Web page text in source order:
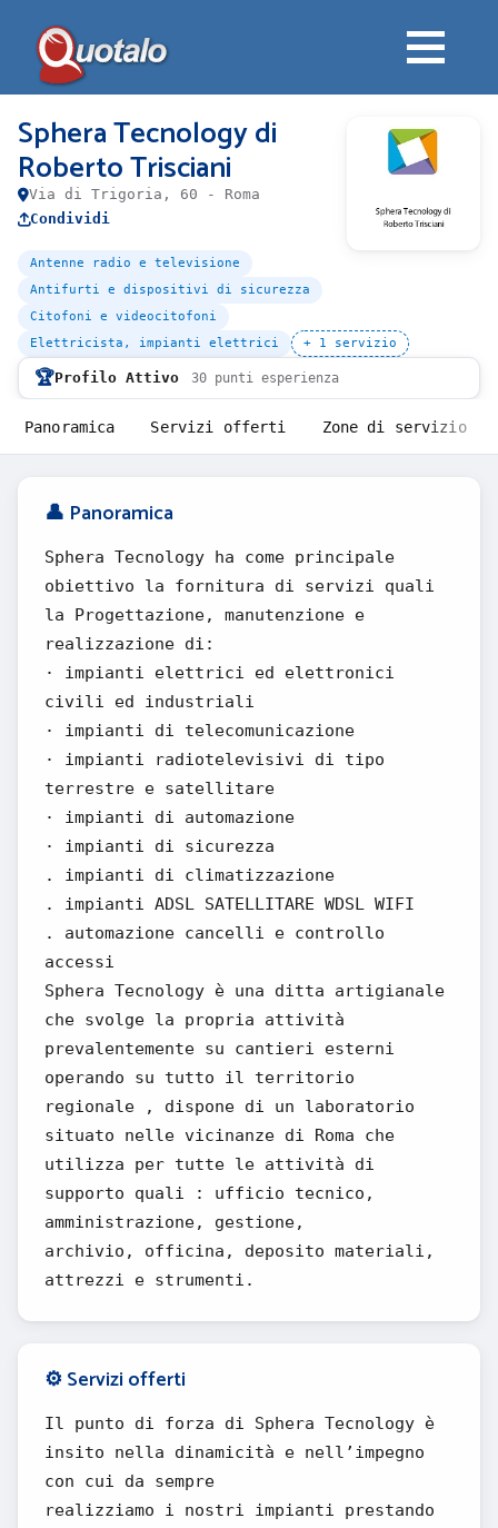
Sphera Tecnology di
Roberto Trisciani
Via di Trigoria, 60 - Roma
Condividi
Antenne radio e televisione
Antifurti e dispositivi di sicurezza
Citofoni e videocitofoni
Elettricista, impianti elettrici
+ 1 servizio
🏆Profilo Attivo 30 punti esperienza
Panoramica Servizi offerti Zone di servizio
👤 Panoramica
Sphera Tecnology ha come principale
obiettivo la fornitura di servizi quali
la Progettazione, manutenzione e
realizzazione di:
· impianti elettrici ed elettronici
civili ed industriali
· impianti di telecomunicazione
· impianti radiotelevisivi di tipo
terrestre e satellitare
· impianti di automazione
· impianti di sicurezza
. impianti di climatizzazione
. impianti ADSL SATELLITARE WDSL WIFI
. automazione cancelli e controllo
accessi
Sphera Tecnology è una ditta artigianale
che svolge la propria attività
prevalentemente su cantieri esterni
operando su tutto il territorio
regionale , dispone di un laboratorio
situato nelle vicinanze di Roma che
utilizza per tutte le attività di
supporto quali : ufficio tecnico,
amministrazione, gestione,
archivio, officina, deposito materiali,
attrezzi e strumenti.
⚙️ Servizi offerti
Il punto di forza di Sphera Tecnology è
insito nella dinamicità e nell’impegno
con cui da sempre
realizziamo i nostri impianti prestando